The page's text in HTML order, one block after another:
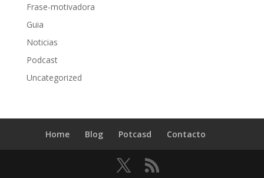
Frase-motivadora
Guia
Noticias
Podcast
Uncategorized
Home Blog Potcasd Contacto